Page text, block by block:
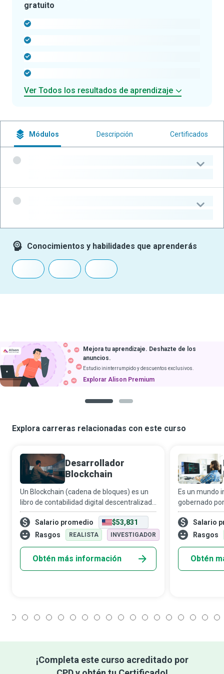
gratuito
Ver Todos los resultados de aprendizaje
Módulos Descripción Certificados
Conocimientos y habilidades que aprenderás
Mejora tu aprendizaje. Deshazte de los
anuncios.
Estudio ininterrumpido y descuentos exclusivos.
Explorar Alison Premium
Explora carreras relacionadas con este curso
Desarrollador
Blockchain
Un Blockchain (cadena de bloques) es un
libro de contabilidad digital descentralizado
capaz de registrar y autenticar
transacciones de valor, especialmente
pagos de criptomonedas. Los
Salario promedio
$53,831
Rasgos
REALISTA INVESTIGADOR
Obtén más información
Es un mundo
gobernado
Negocios que
fallos que los
entender.
Salario
Rasgos
Obtén
¡Completa este curso acreditado por